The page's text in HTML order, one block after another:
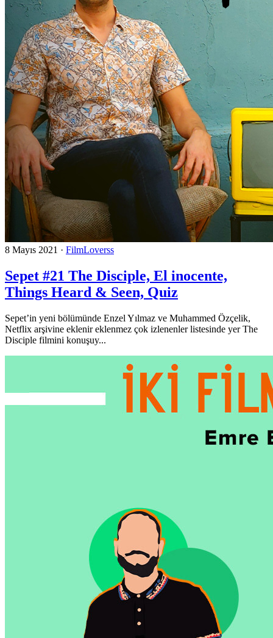
8 Mayıs 2021 · FilmLoverss
Sepet #21 The Disciple, El inocente,
Things Heard & Seen, Quiz
Sepet’in yeni bölümünde Enzel Yılmaz ve Muhammed Özçelik,
Netflix arşivine eklenir eklenmez çok izlenenler listesinde yer The
Disciple filmini konuşuy...